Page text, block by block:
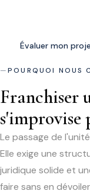
Évaluer mon
POURQUOI NOUS
Franchiser
s'improvise
Le passage de
Elle exige une
juridique solide et
faire sans en